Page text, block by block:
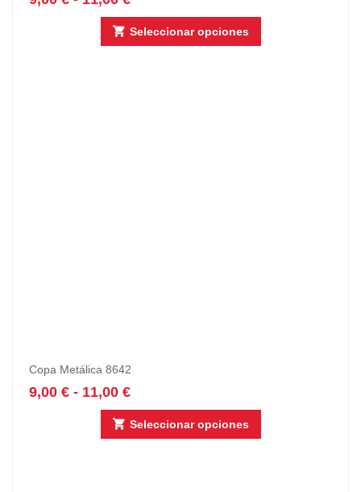
Seleccionar opciones
Copa Metálica 8642
9,00 € - 11,00 €
Seleccionar opciones